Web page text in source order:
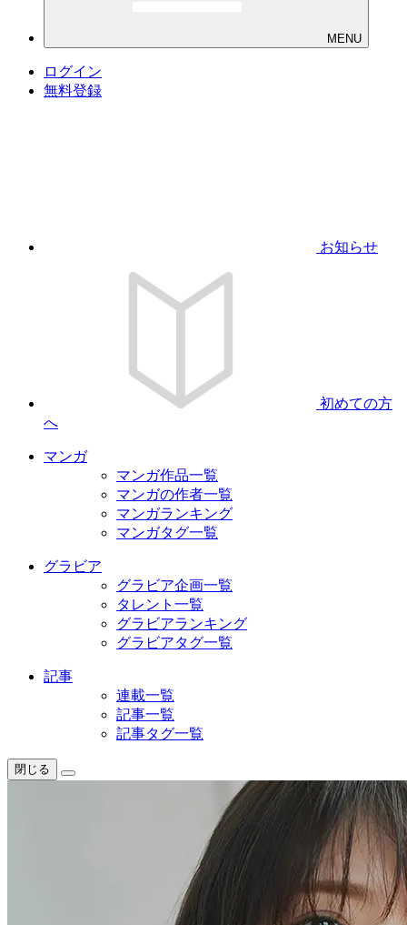
MENU
ログイン
無料登録
お知らせ
初めての方
へ
マンガ
マンガ作品一覧
マンガの作者一覧
マンガランキング
マンガタグ一覧
グラビア
グラビア企画一覧
タレント一覧
グラビアランキング
グラビアタグ一覧
記事
連載一覧
記事一覧
記事タグ一覧
閉じる